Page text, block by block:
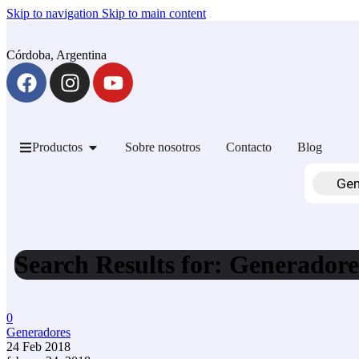
Skip to navigation Skip to main content
Córdoba, Argentina
Productos Sobre nosotros Contacto Blog
Search Results for:
0
Generadores
24 Feb 2018